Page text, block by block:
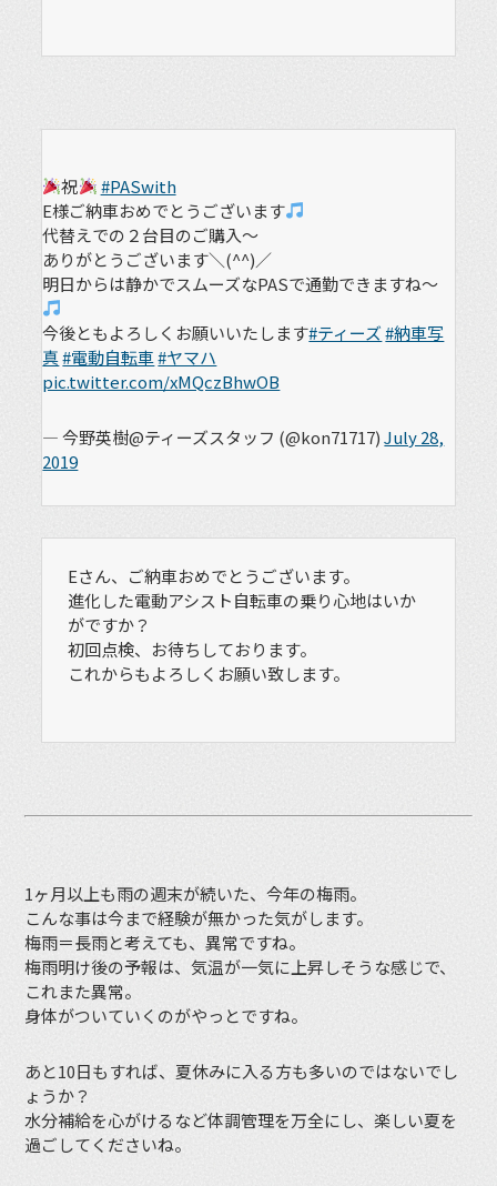
祝
#PASwith
E様ご納車おめでとうございます
代替えでの２台目のご購入～
ありがとうございます＼(^^)／
明日からは静かでスムーズなPASで通勤できますね～
今後ともよろしくお願いいたします#ティーズ#納車写
真#電動自転車#ヤマハ
pic.twitter.com/xMQczBhwOB
— 今野英樹@ティーズスタッフ (@kon71717)July 28,
2019
Eさん、ご納車おめでとうございます。
進化した電動アシスト自転車の乗り心地はいか
がですか？
初回点検、お待ちしております。
これからもよろしくお願い致します。
1ヶ月以上も雨の週末が続いた、今年の梅雨。
こんな事は今まで経験が無かった気がします。
梅雨＝長雨と考えても、異常ですね。
梅雨明け後の予報は、気温が一気に上昇しそうな感じで、
これまた異常。
身体がついていくのがやっとですね。
あと10日もすれば、夏休みに入る方も多いのではないでし
ょうか？
水分補給を心がけるなど体調管理を万全にし、楽しい夏を
過ごしてくださいね。